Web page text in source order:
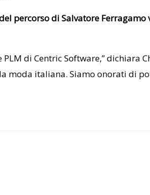
percorso di Salvatore Ferragamo
di Centric Software,” dichiara
moda italiana. Siamo onorati di